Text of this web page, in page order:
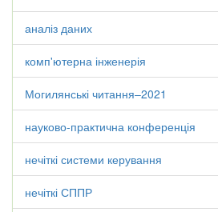
аналіз даних
комп'ютерна інженерія
Могилянські читання–2021
науково-практична конференція
нечіткі системи керування
нечіткі СППР